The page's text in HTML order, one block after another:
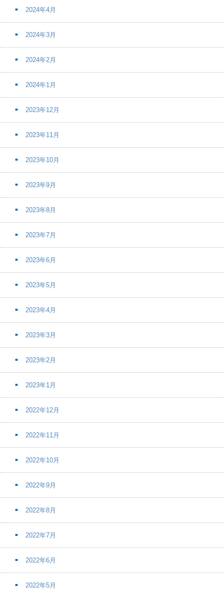
2024年4月
2024年3月
2024年2月
2024年1月
2023年12月
2023年11月
2023年10月
2023年9月
2023年8月
2023年7月
2023年6月
2023年5月
2023年4月
2023年3月
2023年2月
2023年1月
2022年12月
2022年11月
2022年10月
2022年9月
2022年8月
2022年7月
2022年6月
2022年5月